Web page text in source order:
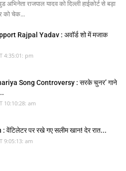
राजपाल यादव को दिल्ली हाईकोर्ट से बड़ा
को चेक...
Rajpal Yadav : अवॉर्ड शो में मजाक
4:35:01: pm
Song Controversy : सरके चुनर’ गाने
10:10:28: am
वेंटिलेटर पर रखे गए सलीम खान! देर रात...
9:05:13: am